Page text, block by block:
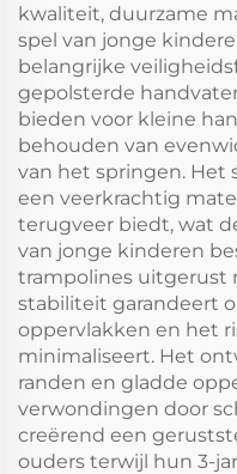
kwaliteit, duurzame
spel van jonge
belangrijke
gepolsterde
bieden voor kleine
behouden van
van het springen. Het
een veerkrachtig
terugveer biedt, wat
van jonge kinderen
trampolines uitgerust
stabiliteit garandeert
oppervlakken en het
minimaliseert. Het
randen en gladde
verwondingen door
creërend een
ouders terwijl hun 3-